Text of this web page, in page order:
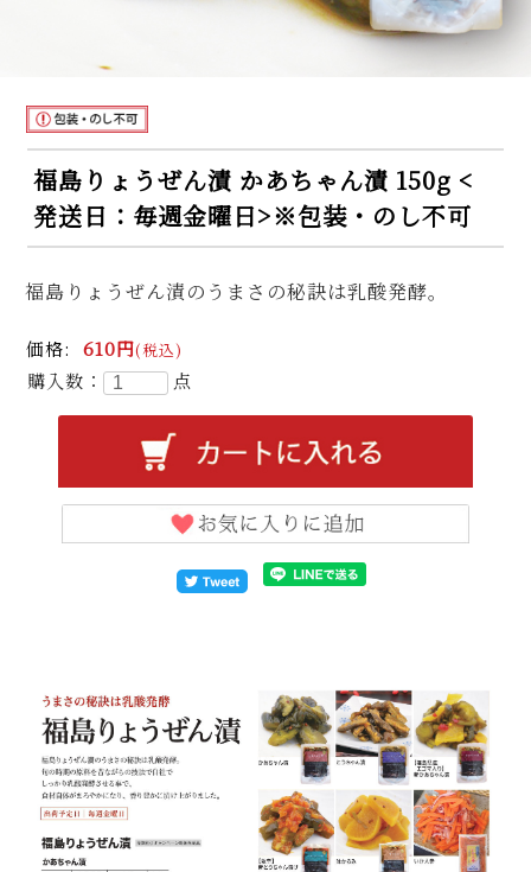
NEW
福島りょうぜん漬 かあちゃん漬 150g <
発送日：毎週金曜日>※包装・のし不可
福島りょうぜん漬のうまさの秘訣は乳酸発酵。
価格: 610円(税込)
購入数： 点